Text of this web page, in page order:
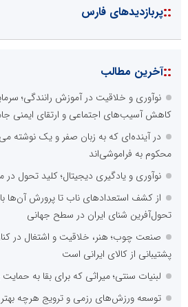
::پربازدیدهای فارس
::آخرین مطالب
نوآوری و خلاقیت در آموزش رانندگی؛
کاهش آسیب‌های اجتماعی و ارتقای ایمنی
در آینده‌ای که به زبان صفر و یک نوشته
محکوم به فراموشی‌اند
نوآوری و یادگیری دیجیتال؛ کلید تحول
از کشف استعدادهای ناب تا پرورش آن‌ها با
تحول‌آفرین شنای ایران در سطح جهانی
صنعت چوب؛ هنر، خلاقیت و اشتغال در کنار
پشتیبانی از کالای ایرانی است
لبنیات سنتی؛ میراثی که برای بقا به حمایت
توسعه ورزش‌های رزمی و ترویج هرچه